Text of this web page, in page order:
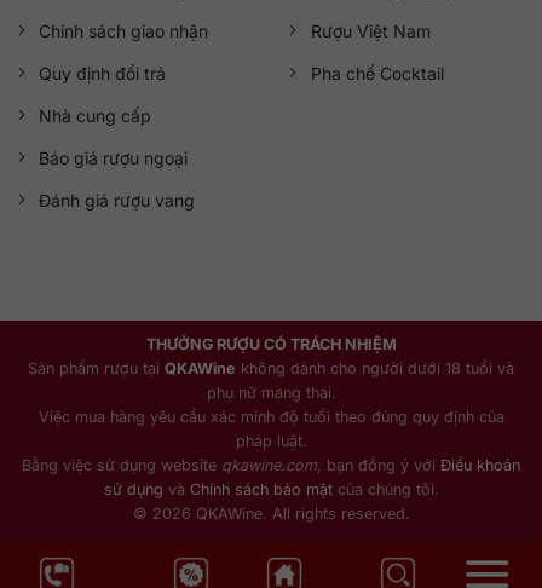
Chính sách giao nhận
Quy định đổi trả
Nhà cung cấp
Báo giá rượu ngoại
Đánh giá rượu vang
Rượu Việt Nam
Pha chế Cocktail
THƯỞNG RƯỢU CÓ TRÁCH NHIỆM
Sản phẩm rượu tại QKAWine không dành cho người dưới 18 tuổi và
phụ nữ mang thai.
Việc mua hàng yêu cầu xác minh độ tuổi theo đúng quy định của
pháp luật.
Bằng việc sử dụng website qkawine.com , bạn đồng ý với Điều khoản
sử dụng và Chính sách bảo mậtcủa chúng tôi.
© 2026 QKAWine. All rights reserved.